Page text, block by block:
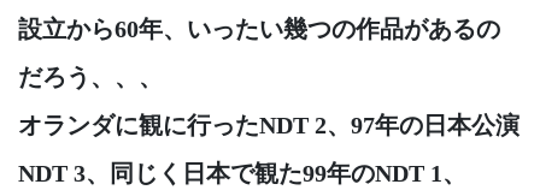
設立から60年、いったい幾つの作品があるの
だろう、、、
オランダに観に行ったNDT 2、97年の日本公演
NDT 3、同じく日本で観た99年のNDT 1、